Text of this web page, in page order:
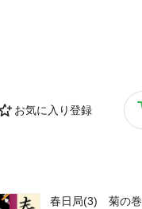
お気に入り登録
春日局(3) 菊の巻